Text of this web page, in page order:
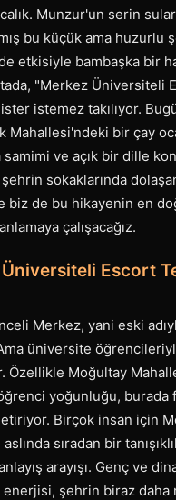
Munzur'un serin
bu küçük ama huzurlu
etkisiyle bambaşka bir
"Merkez Üniversiteli
ister istemez takılıyor.
Mahallesi'ndeki bir çay
ve açık bir dille
sokaklarında
biz de bu hikayenin en
çalışacağız.
Escort
Merkez, yani eski
üniversite
Özellikle Moğultay
yoğunluğu, burada
Birçok insan için
aslında sıradan bir
arayışı. Genç ve
şehrin biraz daha